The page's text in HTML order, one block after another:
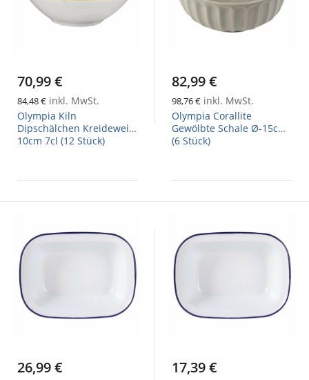
70,99 €
84,48 € inkl. MwSt.
Olympia Kiln
Dipschälchen Kreideweiß
10cm 7cl (12 Stück)
82,99 €
98,76 € inkl. MwSt.
Olympia Corallite
Gewölbte Schale Ø-15cm
(6 Stück)
26,99 € 17,39 €